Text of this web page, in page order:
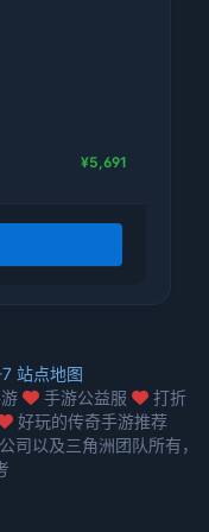
¥5,691
站点地图
手游公益服
打折
好玩的传奇手游推荐
司以及三角洲团队所有，